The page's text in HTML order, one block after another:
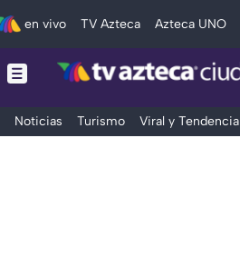
en vivo TV Azteca Azteca UNO
Noticias Turismo Viral y Tendencia